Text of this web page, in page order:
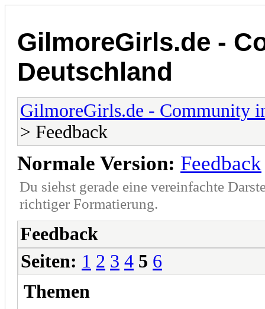
GilmoreGirls.de -
Deutschland
GilmoreGirls.de - Community
> Feedback
Normale Version: Feedback
Du siehst gerade eine vereinfachte
richtiger Formatierung.
Feedback
Seiten: 1 2 3 4 5 6
Themen